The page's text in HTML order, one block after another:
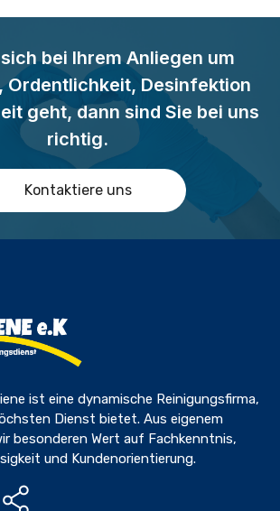
bei Ihrem Anliegen um
Ordentlichkeit, Desinfektion
geht, dann sind Sie bei uns
richtig.
Kontaktiere uns
ist eine dynamische Reinigungsfirma,
Dienst bietet. Aus eigenem
besonderen Wert auf Fachkenntnis,
und Kundenorientierung.